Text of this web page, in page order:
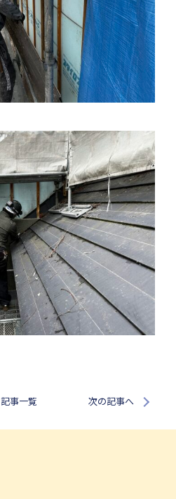
記事一覧 次の記事へ